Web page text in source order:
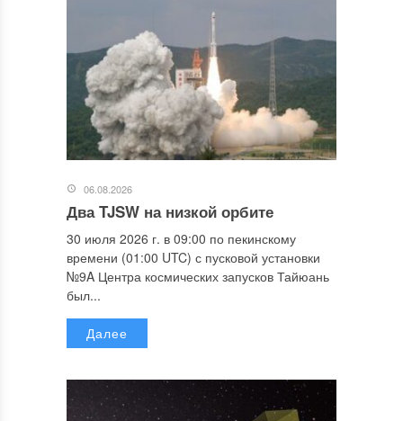
06.08.2026
Два TJSW на низкой орбите
30 июля 2026 г. в 09:00 по пекинскому
времени (01:00 UTC) с пусковой установки
№9A Центра космических запусков Тайюань
был...
Далее